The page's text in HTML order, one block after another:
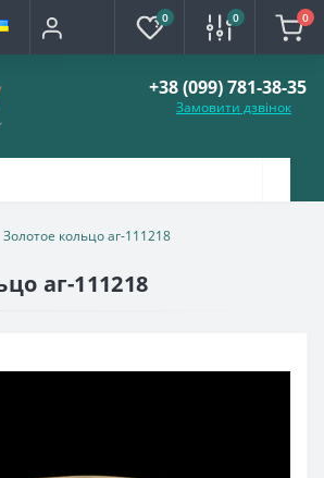
0 0 0
+38 (099) 781-38-35
Замовити дзвінок
Золотое кольцо аг-111218
аг-111218